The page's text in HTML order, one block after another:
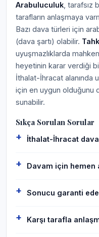
Arabuluculuk ,
tarafların anlaşmaya
Bazı dava türleri için
(dava şartı) olabilir.
uyuşmazlıklarda
heyetinin karar verdiği
İthalat-İhracat alanında
için en uygun olduğunu
sunabilir.
Sıkça Sorulan Sorular
İthalat-İhracat
Davam için hemen
Sonucu garanti
Karşı tarafla